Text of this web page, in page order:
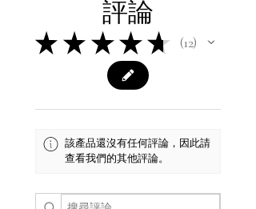
評論
★ ★ ★ ★ ★ 12
12
該產品還沒有任何評論，因此請
查看我們的其他評論。